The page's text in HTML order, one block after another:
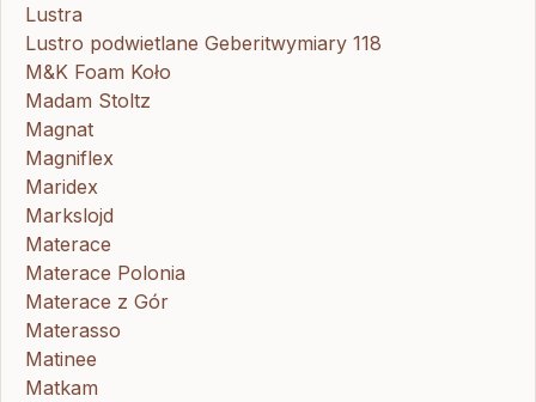
Lustra
Lustro podwietlane Geberitwymiary 118
M&K Foam Koło
Madam Stoltz
Magnat
Magniflex
Maridex
Markslojd
Materace
Materace Polonia
Materace z Gór
Materasso
Matinee
Matkam